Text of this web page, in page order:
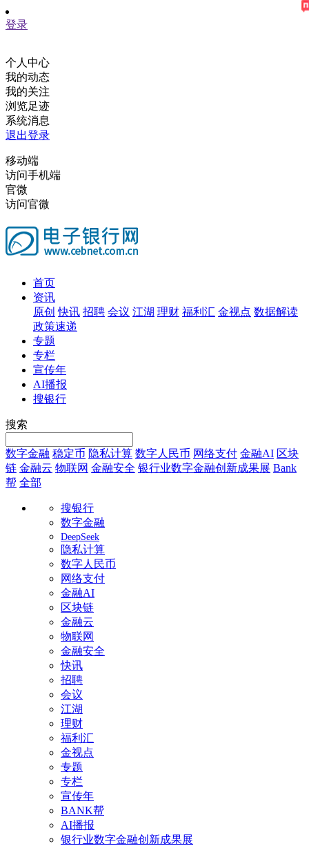
登录
个人中心
我的动态
我的关注
浏览足迹
系统消息
退出登录
移动端
访问手机端
官微
访问官微
首页
资讯
原创 快讯 招聘 会议 江湖 理财 福利汇 金视点 数据解读
政策速递
专题
专栏
宣传年
AI播报
搜银行
搜索
数字金融 稳定币 隐私计算 数字人民币 网络支付 金融AI 区块
链 金融云 物联网 金融安全 银行业数字金融创新成果展 Bank
帮 全部
搜银行
数字金融
DeepSeek
隐私计算
数字人民币
网络支付
金融AI
区块链
金融云
物联网
金融安全
快讯
招聘
会议
江湖
理财
福利汇
金视点
专题
专栏
宣传年
BANK帮
AI播报
银行业数字金融创新成果展